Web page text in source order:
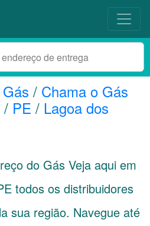
/ Chama o Gás
/ PE / Lagoa dos
do Gás Veja aqui em
todos os distribuidores
sua região. Navegue até